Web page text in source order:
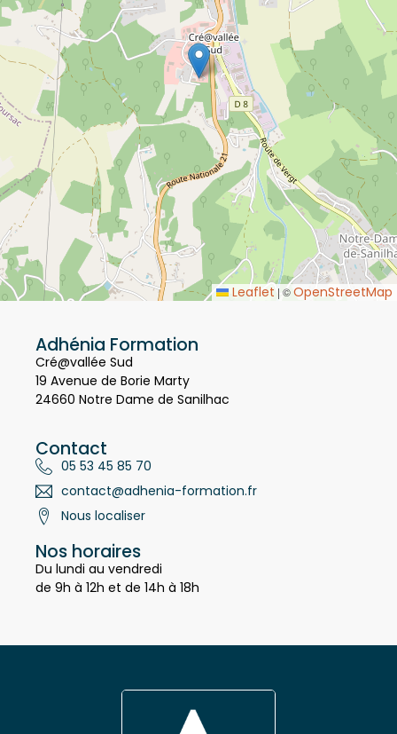
Leaflet | ©OpenStreetMap
Adhénia Formation
Cré@vallée Sud
19 Avenue de Borie Marty
24660 Notre Dame de Sanilhac
Contact
05 53 45 85 70
contact@adhenia-formation.fr
Nous localiser
Nos horaires
Du lundi au vendredi
de 9h à 12h et de 14h à 18h